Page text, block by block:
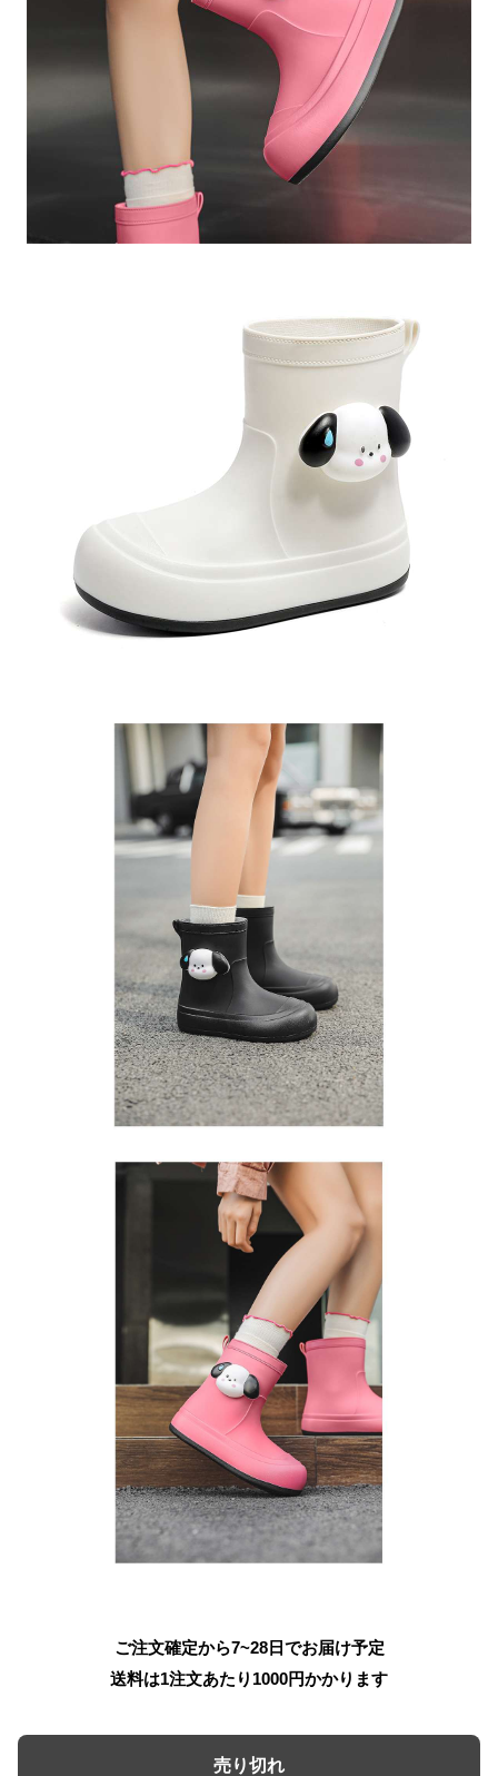
ご注文確定から7~28日でお届け予定
送料は1注文あたり 1000円かかります
売り切れ